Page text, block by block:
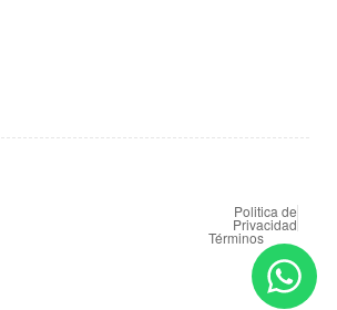
Politica de
Privacidad
Términos